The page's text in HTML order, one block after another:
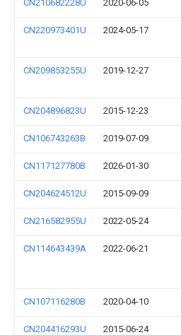
CN210682228U 2020-06-05
CN220973401U 2024-05-17
CN209853255U 2019-12-27
CN204896823U 2015-12-23
CN106743263B 2019-07-09
CN117127780B 2026-01-30
CN204624512U 2015-09-09
CN216582955U 2022-05-24
CN114643439A 2022-06-21
CN107116280B 2020-04-10
CN204416293U 2015-06-24